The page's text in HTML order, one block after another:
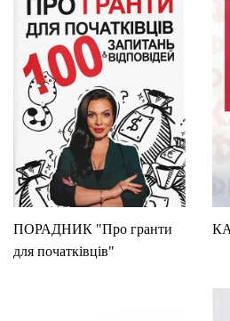
ПОРАДНИК "Про гранти
для початківців"